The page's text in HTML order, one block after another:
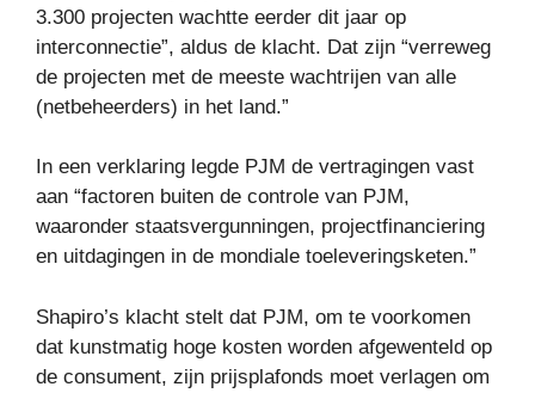
3.300 projecten wachtte eerder dit jaar op
interconnectie”, aldus de klacht. Dat zijn “verreweg
de projecten met de meeste wachtrijen van alle
(netbeheerders) in het land.”
In een verklaring legde PJM de vertragingen vast
aan “factoren buiten de controle van PJM,
waaronder staatsvergunningen, projectfinanciering
en uitdagingen in de mondiale toeleveringsketen.”
Shapiro’s klacht stelt dat PJM, om te voorkomen
dat kunstmatig hoge kosten worden afgewenteld op
de consument, zijn prijsplafonds moet verlagen om